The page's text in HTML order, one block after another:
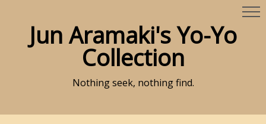
Jun Aramaki's Yo-Yo
Collection
Nothing seek, nothing find.